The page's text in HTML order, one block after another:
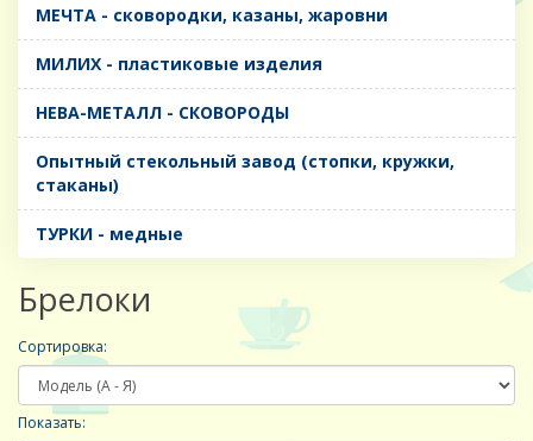
МЕЧТА - сковородки, казаны, жаровни
МИЛИХ - пластиковые изделия
НЕВА-МЕТАЛЛ - СКОВОРОДЫ
Опытный стекольный завод (стопки, кружки,
стаканы)
ТУРКИ - медные
Брелоки
Сортировка:
Показать: